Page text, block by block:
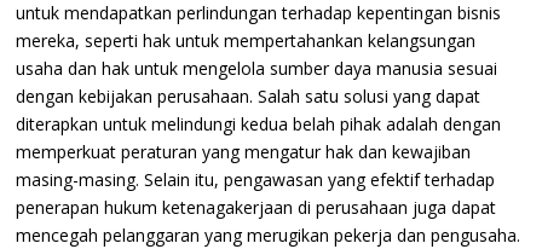
untuk mendapatkan perlindungan terhadap kepentingan bisnis
mereka, seperti hak untuk mempertahankan kelangsungan
usaha dan hak untuk mengelola sumber daya manusia sesuai
dengan kebijakan perusahaan. Salah satu solusi yang dapat
diterapkan untuk melindungi kedua belah pihak adalah dengan
memperkuat peraturan yang mengatur hak dan kewajiban
masing-masing. Selain itu, pengawasan yang efektif terhadap
penerapan hukum ketenagakerjaan di perusahaan juga dapat
mencegah pelanggaran yang merugikan pekerja dan pengusaha.